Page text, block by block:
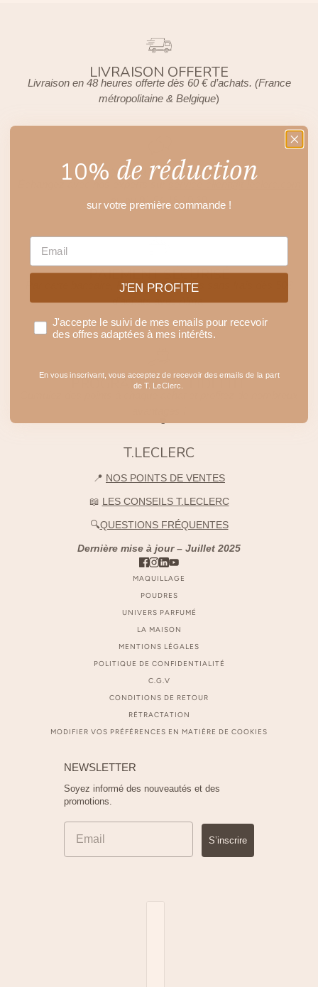
LIVRAISON OFFERTE
Livraison en 48 heures offerte dès 60 € d’achats. (France
métropolitaine & Belgique)
EXPERT BEAUTÉ
Échangez avec nos experts sur
ou au 01 84 16 10 60
PAIEMENT SÉCURISÉ
Par carte bancaire, Paypal ou en 3 fois sans frais dès 50€
d'achats avec Alma.
PROGRAMME DE FIDÉLITÉ
T.LECLERC
📍 NOS POINTS DE VENTES
📖 LES CONSEILS T.LECLERC
🔍QUESTIONS FRÉQUENTES
Dernière mise à jour – Juillet 2025
MAQUILLAGE
POUDRES
UNIVERS PARFUMÉ
LA MAISON
MENTIONS LÉGALES
POLITIQUE DE CONFIDENTIALITÉ
C.G.V
CONDITIONS DE RETOUR
RÉTRACTATION
MODIFIER VOS PRÉFÉRENCES EN MATIÈRE DE COOKIES
NEWSLETTER
Soyez informé des nouveautés et des
promotions.
S’inscrire
10% de réduction
sur votre première commande !
EMAIL
J'EN PROFITE
J'accepte le suivi de mes emails pour recevoir
des offres adaptées à mes intérêts.
En vous inscrivant, vous acceptez de recevoir des emails de la part
de T. LeClerc.